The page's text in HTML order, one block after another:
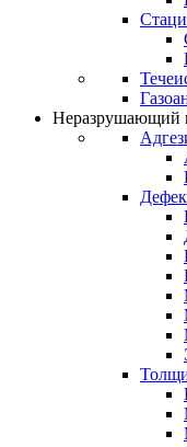
Неразрушающий